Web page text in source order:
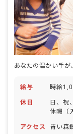
給与 時給
休日
日、祝
休暇（
アクセス 青い森